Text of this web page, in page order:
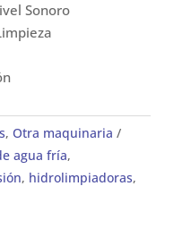
Sonoro
, Otra maquinaria
agua fría,
, hidrolimpiadoras,